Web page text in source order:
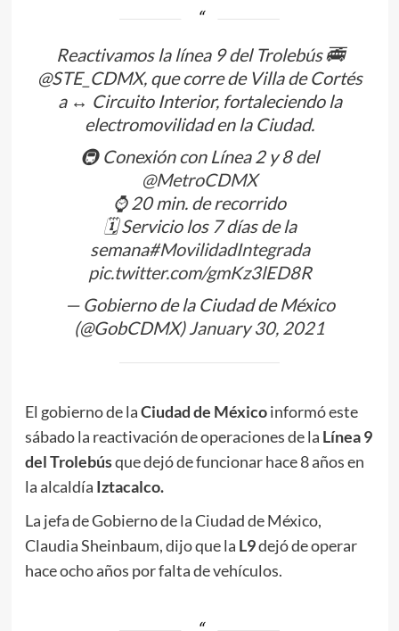
Reactivamos la línea 9 del Trolebús 🚎
@STE_CDMX, que corre de Villa de Cortés
a ↔️ Circuito Interior, fortaleciendo la
electromovilidad en la Ciudad.
🚇 Conexión con Línea 2 y 8 del
@MetroCDMX
⌚ 20 min. de recorrido
🗓️ Servicio los 7 días de la
semana#MovilidadIntegrada
pic.twitter.com/gmKz3lED8R
— Gobierno de la Ciudad de México
(@GobCDMX)January 30, 2021
El gobierno de laCiudad de Méxicoinformó este
sábado la reactivación de operaciones de la Línea 9
del Trolebúsque dejó de funcionar hace 8 años en
la alcaldía Iztacalco.
La jefa de Gobierno de la Ciudad de México,
Claudia Sheinbaum, dijo que la L9dejó de operar
hace ocho años por falta de vehículos.